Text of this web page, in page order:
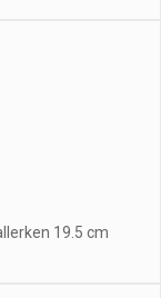
19.5 cm